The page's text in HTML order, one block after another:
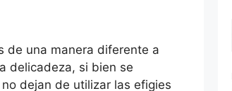
de una manera diferente a
delicadeza, si bien se
dejan de utilizar las efigies